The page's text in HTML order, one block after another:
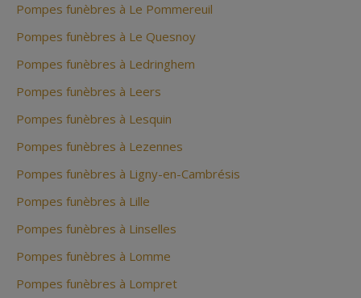
Pompes funèbres à Le Pommereuil
Pompes funèbres à Le Quesnoy
Pompes funèbres à Ledringhem
Pompes funèbres à Leers
Pompes funèbres à Lesquin
Pompes funèbres à Lezennes
Pompes funèbres à Ligny-en-Cambrésis
Pompes funèbres à Lille
Pompes funèbres à Linselles
Pompes funèbres à Lomme
Pompes funèbres à Lompret